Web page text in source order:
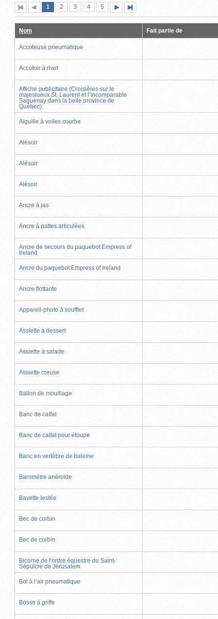
Première
page
Page
précédente
Page
1 (page
actuelle)
Page
2 Page
3 Page
4 Page
5
suivante
page
Nom Fait partie de
Accoteuse pneumatique
Accotoir à rivet
Affiche publicitaire (Croisières sur le
majestueux St. Laurent et l’incomparable
Saguenay dans la belle province de
Québec)
Aiguille à voiles courbe
Alésoir
Alésoir
Alésoir
Ancre à jas
Ancre à pattes articulées
Ancre de secours du paquebot Empress of
Ireland
Ancre du paquebot Empress of Ireland
Ancre flottante
Appareil-photo à soufflet
Assiette à dessert
Assiette à salade
Assiette creuse
Ballon de mouillage
Banc de calfat
Banc de calfat pour étoupe
Banc en vertèbre de baleine
Baromètre anéroïde
Bavette lestée
Bec de corbin
Bec de corbin
Bicorne de l'ordre équestre du Saint-
Sépulcre de Jérusalem
Bol à l’air pneumatique
Bosse à griffe